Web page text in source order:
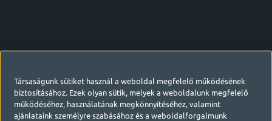
Társaságunk sütiket használ a weboldal megfelelő működésének
biztosításához. Ezek olyan sütik, melyek a weboldalunk megfelelő
működéséhez, használatának megkönnyítéséhez, valamint
ajánlataink személyre szabásához és a weboldalforgalmunk